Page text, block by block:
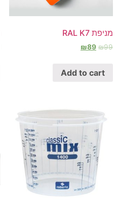
מניפת RAL K7
₪99
₪89
Add to cart